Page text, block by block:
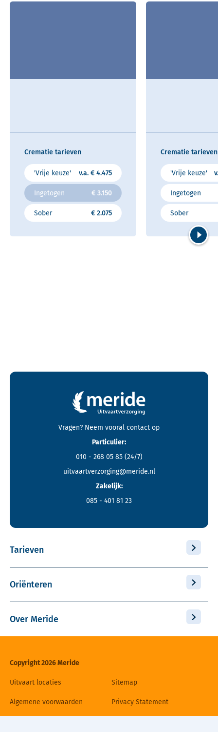
Crematie tarieven
'Vrije keuze' v.a. € 4.475
Ingetogen € 3.150
Sober € 2.075
Crematie tarieven
'Vrije keuze'
Ingetogen
Sober
Contactgegevens en footer menu van Meride
Vragen? Neem vooral contact op
Particulier:
010 - 268 05 85 (24/7)
uitvaartverzorging@meride.nl
Zakelijk:
085 - 401 81 23
Tarieven
Oriënteren
Over Meride
Copyright 2026 Meride
Uitvaart locaties Sitemap
Algemene voorwaarden Privacy Statement